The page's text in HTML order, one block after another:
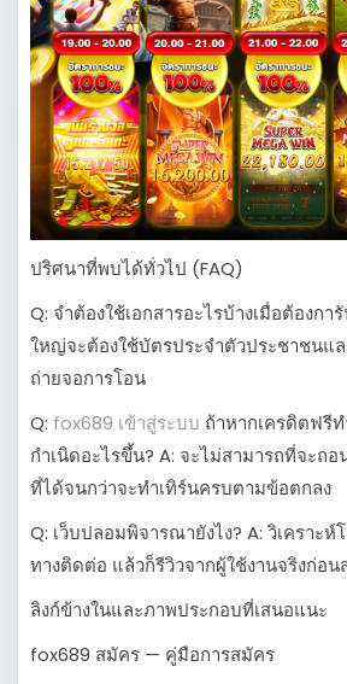
ปริศนาที่พบได้ทั่วไป (FAQ)
Q: จำต้องใช้เอกสารอะไรบ้างเมื่อต้องก
ใหญ่จะต้องใช้บัตรประจำตัวประชาชนแ
ถ่ายจอการโอน
Q: fox689 เข้าสู่ระบบ ถ้าหากเครดิตฟรี
กำเนิดอะไรขึ้น? A: จะไม่สามารถที่จะถ
ที่ได้จนกว่าจะทำเทิร์นครบตามข้อตกลง
Q: เว็บปลอมพิจารณายังไง? A: วิเคราะ
ทางติดต่อ แล้วก็รีวิวจากผู้ใช้งานจริงก่อน
ลิงก์ข้างในและภาพประกอบที่เสนอแนะ
fox689 สมัคร — คู่มือการสมัคร